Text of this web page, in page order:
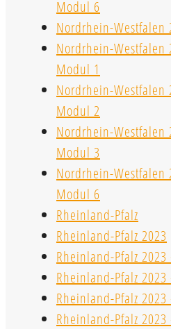
Modul 6
Nordrhein-Westfalen
Nordrhein-Westfalen
Modul 1
Nordrhein-Westfalen
Modul 2
Nordrhein-Westfalen
Modul 3
Nordrhein-Westfalen
Modul 6
Rheinland-Pfalz
Rheinland-Pfalz 2023
Rheinland-Pfalz
Rheinland-Pfalz
Rheinland-Pfalz
Rheinland-Pfalz